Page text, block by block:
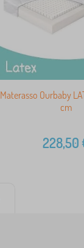
Materasso Ourbaby
cm
228,50